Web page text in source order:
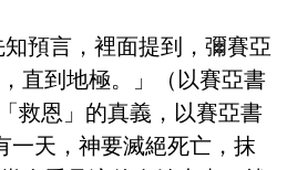
預言，裡面提到，彌賽亞
直到地極。」（以賽亞書
救恩」的真義，以賽亞書
一天，神要滅絕死亡，抹